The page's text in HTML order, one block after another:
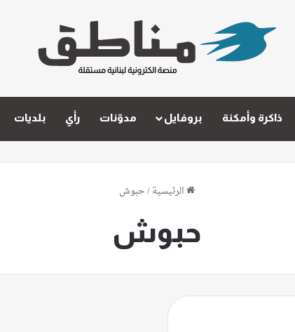
ذاكرة وأمكنة بروفايل مدوّنات رأي بلديات
الرئيسية/حبوش
حبوش